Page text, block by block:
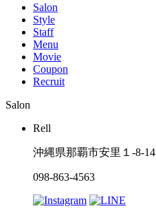
Salon
Style
Staff
Menu
Movie
Coupon
Recruit
Salon
Rell
沖縄県那覇市安里１-8-14
098-863-4563